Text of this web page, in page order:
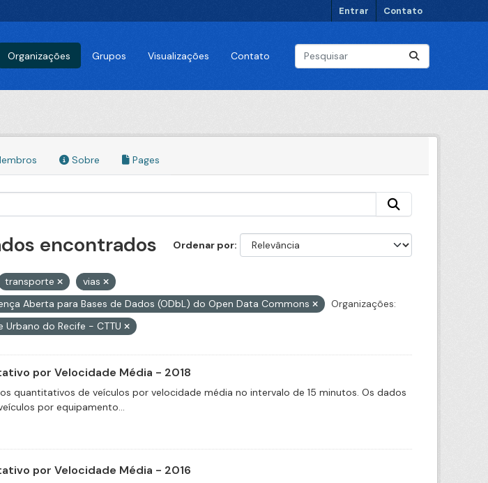
Entrar Contato
Organizações Grupos Visualizações Contato
Sobre Pages
Ordenar por
encontrados
transporte
vias
Aberta para Bases de Dados (ODbL) do Open Data Commons
Organizações:
do Recife - CTTU
por Velocidade Média - 2018
quantitativos de veículos por velocidade média no intervalo de 15 minutos. Os dados
por equipamento...
por Velocidade Média - 2016